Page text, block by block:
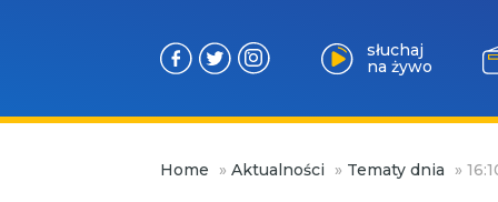
słuchaj
na żywo
Home » Aktualności » Tematy dnia »